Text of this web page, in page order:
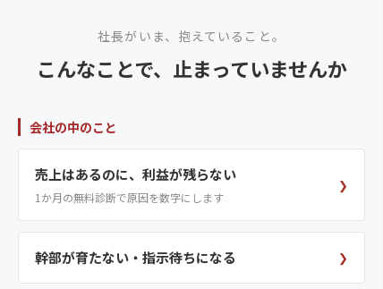
社長がいま、抱えていること。
こんなことで、止まっていませんか
会社の中のこと
売上はあるのに、利益が残らない
1か月の無料診断で原因を数字にします
❯
幹部が育たない・指示待ちになる ❯